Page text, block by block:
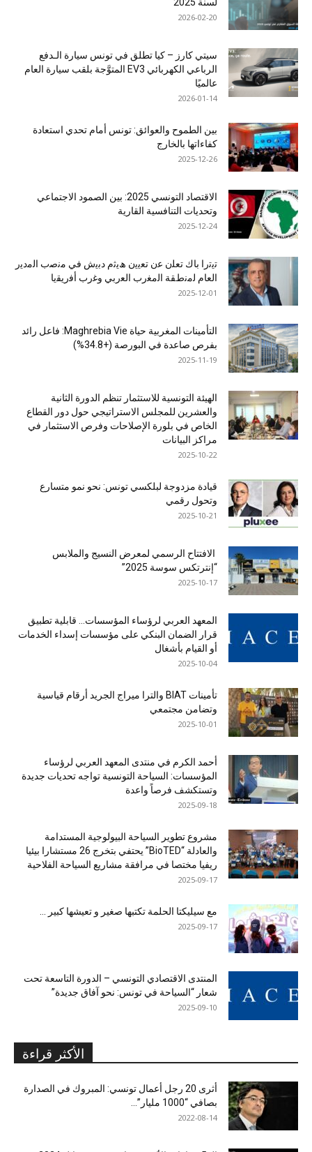
2026-02-20
سيتي كارز – كيا تطلق في تونس سيارة الـدفع
الرباعي الكهربائي EV3 المتوَّجة بلقب سيارة العام
عالميًا
2026-01-14
بين الطموح والعوائق: تونس أمام تحدي استعادة
كفاءاتها بالخارج
2025-12-26
الاقتصاد التونسي 2025: بين الصمود الاجتماعي
وتحديات التنافسية القارية
2025-12-24
ﺗﯾﺗرا ﺑﺎك ﺗﻌﻠن ﻋن ﺗﻌﯾﯾن ھﯾﺛم دﺑﯾش ﻓﻲ ﻣﻧﺻب اﻟﻣدﯾر
اﻟﻌﺎم ﻟﻣﻧطﻘﺔ اﻟﻣﻐرب اﻟﻌرﺑﻲ وﻏرب أﻓرﯾﻘﯾﺎ
2025-12-01
التأمينات المغربية حياة Maghrebia Vie: فاعل رائد
بفرص صاعدة في البورصة (+34.8%)
2025-11-19
الهيئة التونسية للاستثمار تنظم الدورة الثانية
والعشرين للمجلس الاستراتيجي حول دور القطاع
الخاص في بلورة الإصلاحات وفرص الاستثمار في
مراكز البيانات
2025-10-22
قيادة مزدوجة لبلكسي تونس: نحو نمو متسارع
وتحول رقمي
2025-10-21
الافتتاح الرسمي لمعرض النسيج والملابس
“إنترتكس سوسة 2025”
2025-10-17
المعهد العربي لرؤساء المؤسسات… قابلية تطبيق
قرار الضمان البنكي على مؤسسات إسداء الخدمات
أو القيام بأشغال
2025-10-04
تأمينات BIAT والترا ميراج الجريد أرقام قياسية
وتضامن مجتمعي
2025-10-01
أحمد الكرم في منتدى المعهد العربي لرؤساء
المؤسسات: السياحة التونسية تواجه تحديات جديدة
وتستكشف فرصاً واعدة
2025-09-18
مشروع تطوير السياحة البيولوجية المستدامة
والعادلة “BioTED” يحتفي بتخرج 26 مستشارا بيئيا
ريفيا مختصا في مرافقة مشاريع السياحة الفلاحية
2025-09-17
مع سيليكتا الحلمة تكتبها صغير و تعيشها كبير …
2025-09-17
المنتدى الاقتصادي التونسي – الدورة التاسعة تحت
شعار “السياحة في تونس: نحو آفاق جديدة”
2025-09-10
الأكثر قراءة
أثرى 20 رجل أعمال تونسي: المبروك في الصدارة
بصافي “1000 مليار”...
2022-08-14